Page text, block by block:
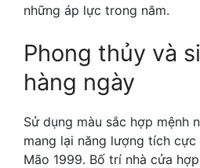
những áp lực trong năm.
Phong thủy và
hàng ngày
Sử dụng màu sắc hợp mệnh
mang lại năng lượng tích
Mão 1999. Bố trí nhà cửa